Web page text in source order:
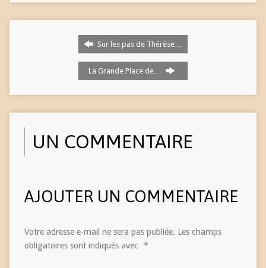
Sur les pas de Thérèse…
La Grande Place de…
UN COMMENTAIRE
AJOUTER UN COMMENTAIRE
Votre adresse e-mail ne sera pas publiée. Les champs
obligatoires sont indiqués avec *